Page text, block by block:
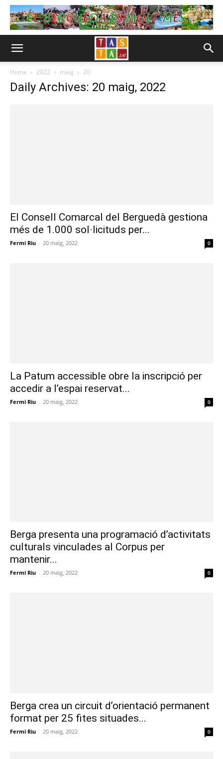
Home 2022 maig 20
Daily Archives: 20 maig, 2022
El Consell Comarcal del Berguedà gestiona
més de 1.000 sol·licituds per...
Fermi Riu - 20 maig, 2022 0
La Patum accessible obre la inscripció per
accedir a l’espai reservat...
Fermi Riu - 20 maig, 2022 0
Berga presenta una programació d’activitats
culturals vinculades al Corpus per
mantenir...
Fermi Riu - 20 maig, 2022 0
Berga crea un circuit d’orientació permanent
format per 25 fites situades...
Fermi Riu - 20 maig, 2022 0